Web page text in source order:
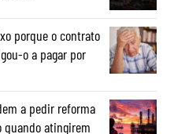
porque o contrato
o a pagar por
a pedir reforma
quando atingirem